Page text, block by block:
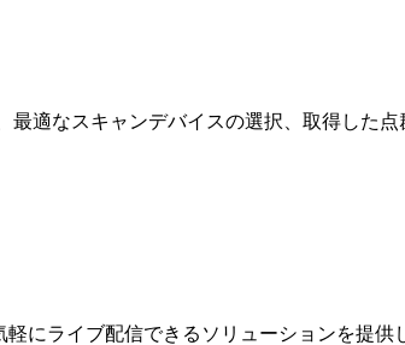
適なスキャンデバイスの選択、取得した
にライブ配信できるソリューションを提